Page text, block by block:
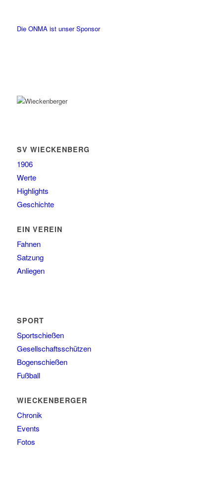
Die ONMA ist unser Sponsor
SV WIECKENBERG
1906
Werte
Highlights
Geschichte
EIN VEREIN
Fahnen
Satzung
Anliegen
SPORT
Sportschießen
Gesellschaftsschützen
Bogenschießen
Fußball
WIECKENBERGER
Chronik
Events
Fotos